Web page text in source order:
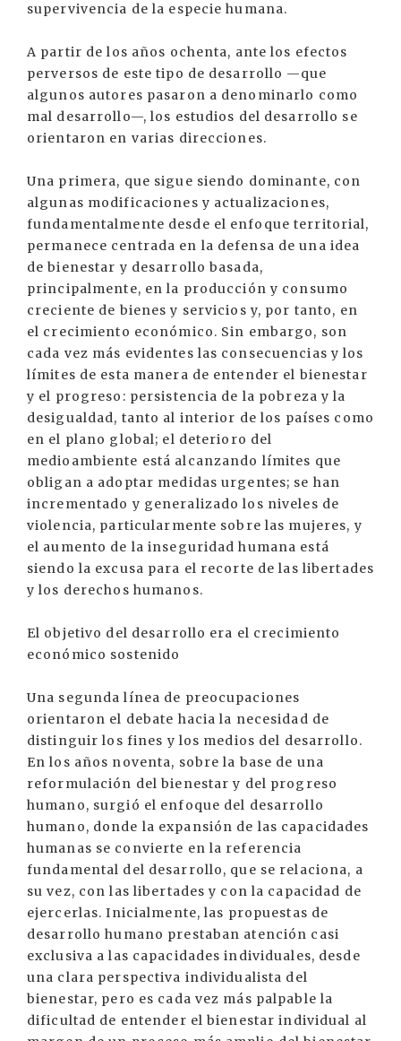
supervivencia de la especie humana.
A partir de los años ochenta, ante los efectos
perversos de este tipo de desarrollo —que
algunos autores pasaron a denominarlo como
mal desarrollo—, los estudios del desarrollo se
orientaron en varias direcciones.
Una primera, que sigue siendo dominante, con
algunas modificaciones y actualizaciones,
fundamentalmente desde el enfoque territorial,
permanece centrada en la defensa de una idea
de bienestar y desarrollo basada,
principalmente, en la producción y consumo
creciente de bienes y servicios y, por tanto, en
el crecimiento económico. Sin embargo, son
cada vez más evidentes las consecuencias y los
límites de esta manera de entender el bienestar
y el progreso: persistencia de la pobreza y la
desigualdad, tanto al interior de los países como
en el plano global; el deterioro del
medioambiente está alcanzando límites que
obligan a adoptar medidas urgentes; se han
incrementado y generalizado los niveles de
violencia, particularmente sobre las mujeres, y
el aumento de la inseguridad humana está
siendo la excusa para el recorte de las libertades
y los derechos humanos.
El objetivo del desarrollo era el crecimiento
económico sostenido
Una segunda línea de preocupaciones
orientaron el debate hacia la necesidad de
distinguir los fines y los medios del desarrollo.
En los años noventa, sobre la base de una
reformulación del bienestar y del progreso
humano, surgió el enfoque del desarrollo
humano, donde la expansión de las capacidades
humanas se convierte en la referencia
fundamental del desarrollo, que se relaciona, a
su vez, con las libertades y con la capacidad de
ejercerlas. Inicialmente, las propuestas de
desarrollo humano prestaban atención casi
exclusiva a las capacidades individuales, desde
una clara perspectiva individualista del
bienestar, pero es cada vez más palpable la
dificultad de entender el bienestar individual al